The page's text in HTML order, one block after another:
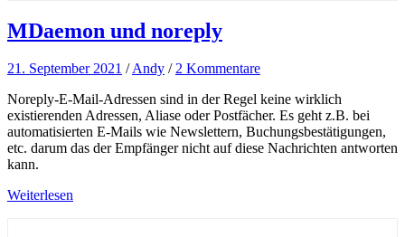
MDaemon und noreply
21. September 2021 /Andy /2 Kommentare
Noreply-E-Mail-Adressen sind in der Regel keine wirklich
existierenden Adressen, Aliase oder Postfächer. Es geht z.B. bei
automatisierten E-Mails wie Newslettern, Buchungsbestätigungen,
etc. darum das der Empfänger nicht auf diese Nachrichten antworten
kann.
Weiterlesen